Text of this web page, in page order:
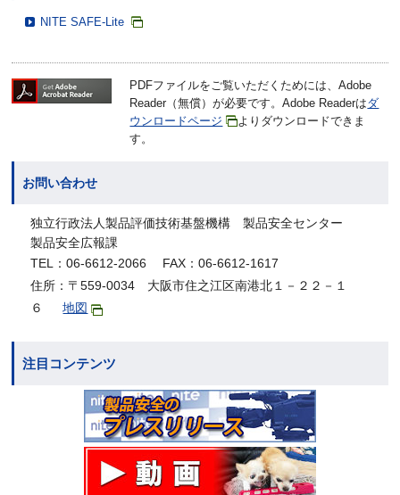
NITE SAFE-Lite
PDFファイルをご覧いただくためには、Adobe
Reader（無償）が必要です。Adobe Readerはダ
ウンロードページ
よりダウンロードできま
す。
お問い合わせ
独立行政法人製品評価技術基盤機構 製品安全センター
製品安全広報課
TEL：06-6612-2066 FAX：06-6612-1617
住所：〒559-0034 大阪市住之江区南港北１－２２－１
６
地図
注目コンテンツ